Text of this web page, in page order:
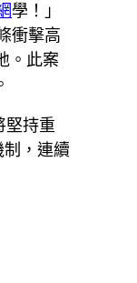
學！」
衝擊高
。此案
堅持重
制，連續